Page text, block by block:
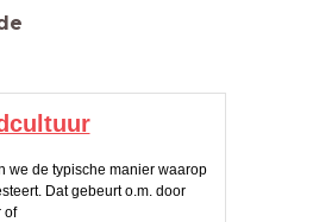
we de typische manier waarop
Dat gebeurt o.m. door
of